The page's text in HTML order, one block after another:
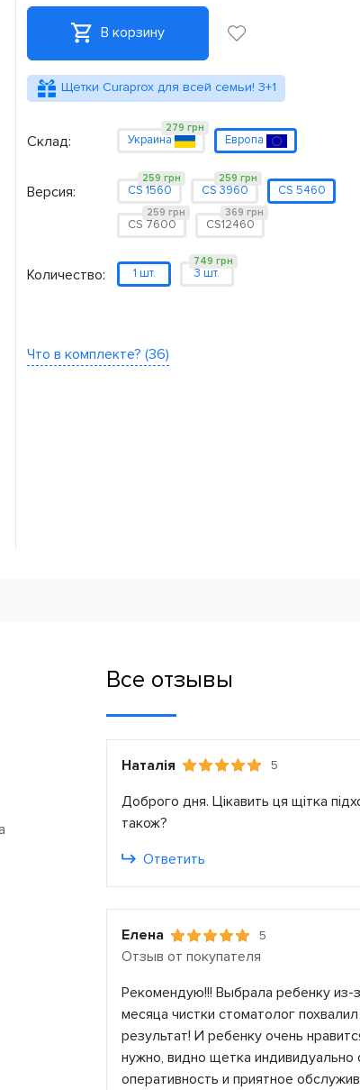
В корзину
Щетки Curaprox для всей семьи! 3+1
Склад: Украина
279 грн
Европа
Версия: CS 1560
259 грн
CS 3960
259 грн
CS 5460
CS 7600
259 грн
CS12460
369 грн
Количество: 1 шт. 3 шт.
749 грн
Что в комплекте? (36)
Все отзывы
Наталія 5
Доброго дня. Цікавить ця щітка
також?
Ответить
Елена 5
Отзыв от покупателя
Рекомендую!!! Выбрала ребенку из-
месяца чистки стоматолог
результат! И ребенку очень
нужно, видно щетка индивидуально
оперативность и приятное